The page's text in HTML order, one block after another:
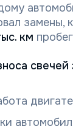
замены,
км
свечей